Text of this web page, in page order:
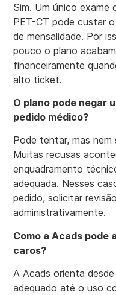
Sim. Um único exame
PET-CT pode custar
de mensalidade. Por
pouco o plano
financeiramente
alto ticket.
O plano pode negar
pedido médico?
Pode tentar, mas
Muitas recusas
enquadramento
adequada. Nesses
pedido, solicitar
administrativamente.
Como a Acads pode
caros?
A Acads orienta
adequado até o uso